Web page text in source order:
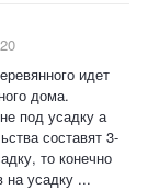
идет
дома.
под усадку а
составят 3-
то конечно
на усадку ...